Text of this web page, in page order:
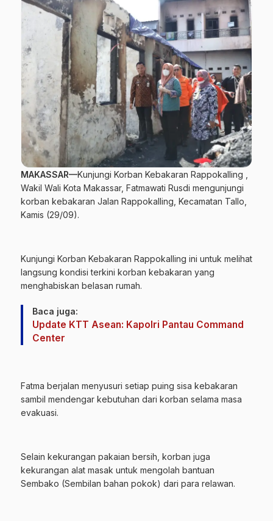
MAKASSAR—Kunjungi Korban Kebakaran Rappokalling ,
Wakil Wali Kota Makassar, Fatmawati Rusdi mengunjungi
korban kebakaran Jalan Rappokalling, Kecamatan Tallo,
Kamis (29/09).
Kunjungi Korban Kebakaran Rappokalling ini untuk melihat
langsung kondisi terkini korban kebakaran yang
menghabiskan belasan rumah.
Baca juga:
Update KTT Asean: Kapolri Pantau Command
Center
Fatma berjalan menyusuri setiap puing sisa kebakaran
sambil mendengar kebutuhan dari korban selama masa
evakuasi.
Selain kekurangan pakaian bersih, korban juga
kekurangan alat masak untuk mengolah bantuan
Sembako (Sembilan bahan pokok) dari para relawan.